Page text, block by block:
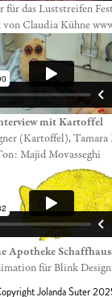
für das Luststreifen
Claudia Kühne
mit Kartoffel
(Kartoffel),
Majid Movasseghi
Apotheke
für Blink
Jolanda Suter